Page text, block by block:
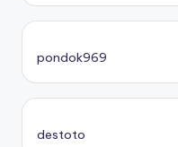
pondok969
destoto